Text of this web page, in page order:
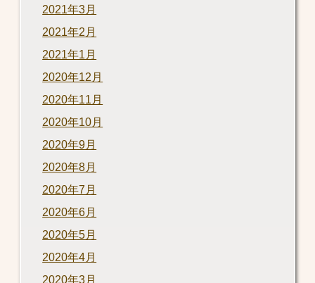
2021年3月
2021年2月
2021年1月
2020年12月
2020年11月
2020年10月
2020年9月
2020年8月
2020年7月
2020年6月
2020年5月
2020年4月
2020年3月